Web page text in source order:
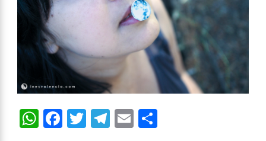
WhatsApp
Facebook
Twitter
Telegram
Email